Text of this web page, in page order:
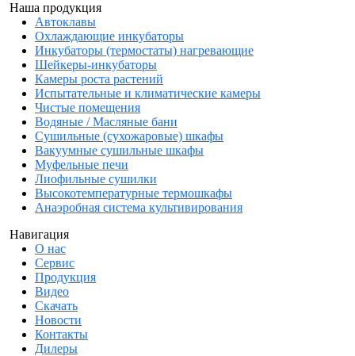
Наша продукция
Автоклавы
Охлаждающие инкубаторы
Инкубаторы (термостаты) нагревающие
Шейкеры-инкубаторы
Камеры роста растений
Испытательные и климатические камеры
Чистые помещения
Водяные / Масляные бани
Сушильные (сухожаровые) шкафы
Вакуумные сушильные шкафы
Муфельные печи
Лиофильные сушилки
Высокотемпературные термошкафы
Анаэробная система культивирования
Навигация
О нас
Сервис
Продукция
Видео
Скачать
Новости
Контакты
Дилеры